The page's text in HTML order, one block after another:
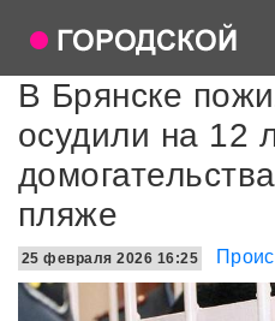
В Брянске
осудили на 12
пляже
25 февраля 2026 16:25